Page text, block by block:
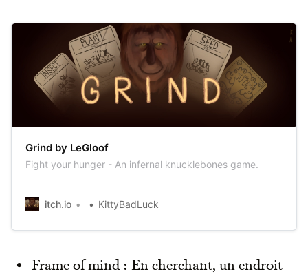
Grind by LeGloof
Fight your hunger - An infernal knucklebones game.
itch.io KittyBadLuck
Frame of mind : En cherchant, un endroit